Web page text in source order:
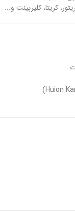
کریتا، کلیرپینت و...